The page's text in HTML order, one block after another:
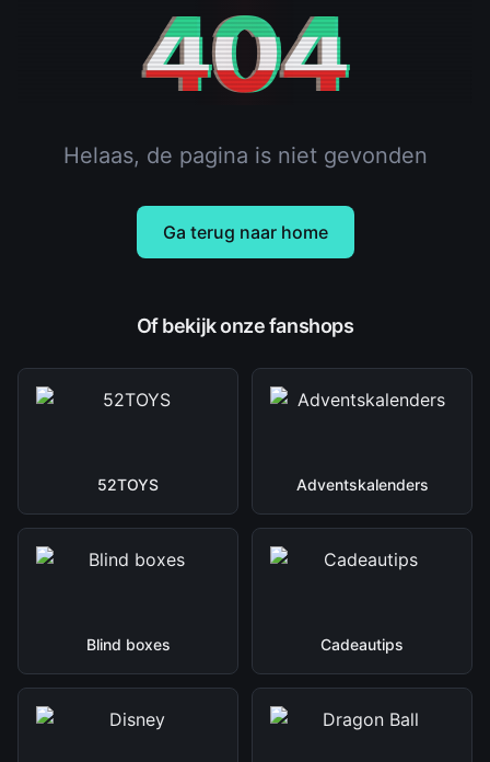
404
Helaas, de pagina is niet gevonden
Ga terug naar home
Of bekijk onze fanshops
52TOYS Adventskalenders
Blind boxes Cadeautips